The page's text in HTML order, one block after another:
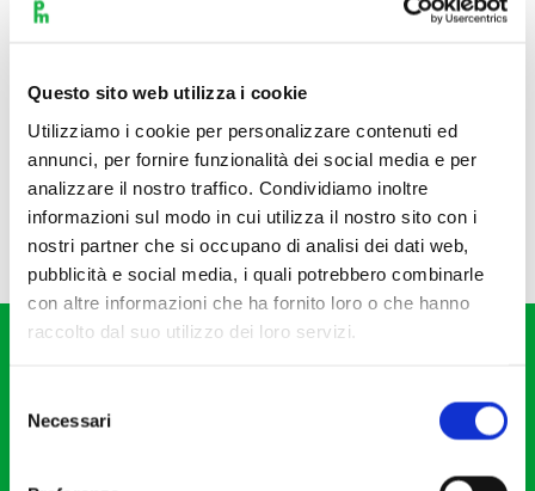
Questo sito web utilizza i cookie
Utilizziamo i cookie per personalizzare contenuti ed
annunci, per fornire funzionalità dei social media e per
analizzare il nostro traffico. Condividiamo inoltre
informazioni sul modo in cui utilizza il nostro sito con i
nostri partner che si occupano di analisi dei dati web,
pubblicità e social media, i quali potrebbero combinarle
con altre informazioni che ha fornito loro o che hanno
raccolto dal suo utilizzo dei loro servizi.
delNecessari